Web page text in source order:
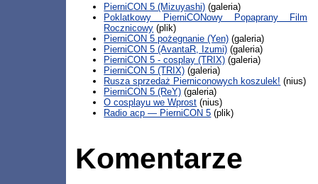
PierniCON 5 (Mizuyashi) (galeria)
Poklatkowy PierniCONowy Popaprany Film
Rocznicowy (plik)
PierniCON 5 pożegnanie (Yen) (galeria)
PierniCON 5 (AvantaR, Izumi) (galeria)
PierniCON 5 - cosplay (TRIX) (galeria)
PierniCON 5 (TRIX) (galeria)
Rusza sprzedaż Pierniconowych koszulek! (nius)
PierniCON 5 (ReY) (galeria)
O cosplayu we Wprost (nius)
Radio acp — PierniCON 5 (plik)
Komentarze